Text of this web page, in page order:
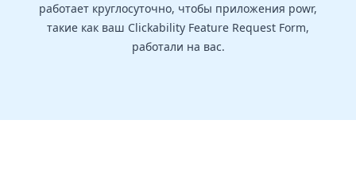
работает круглосуточно, чтобы приложения powr,
такие как ваш Clickability Feature Request Form,
работали на вас.